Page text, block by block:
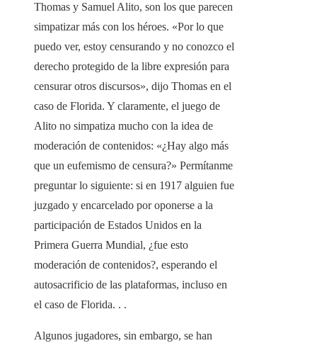
Thomas y Samuel Alito, son los que parecen
simpatizar más con los héroes. «Por lo que
puedo ver, estoy censurando y no conozco el
derecho protegido de la libre expresión para
censurar otros discursos», dijo Thomas en el
caso de Florida. Y claramente, el juego de
Alito no simpatiza mucho con la idea de
moderación de contenidos: «¿Hay algo más
que un eufemismo de censura?» Permítanme
preguntar lo siguiente: si en 1917 alguien fue
juzgado y encarcelado por oponerse a la
participación de Estados Unidos en la
Primera Guerra Mundial, ¿fue esto
moderación de contenidos?, esperando el
autosacrificio de las plataformas, incluso en
el caso de Florida. . .
Algunos jugadores, sin embargo, se han